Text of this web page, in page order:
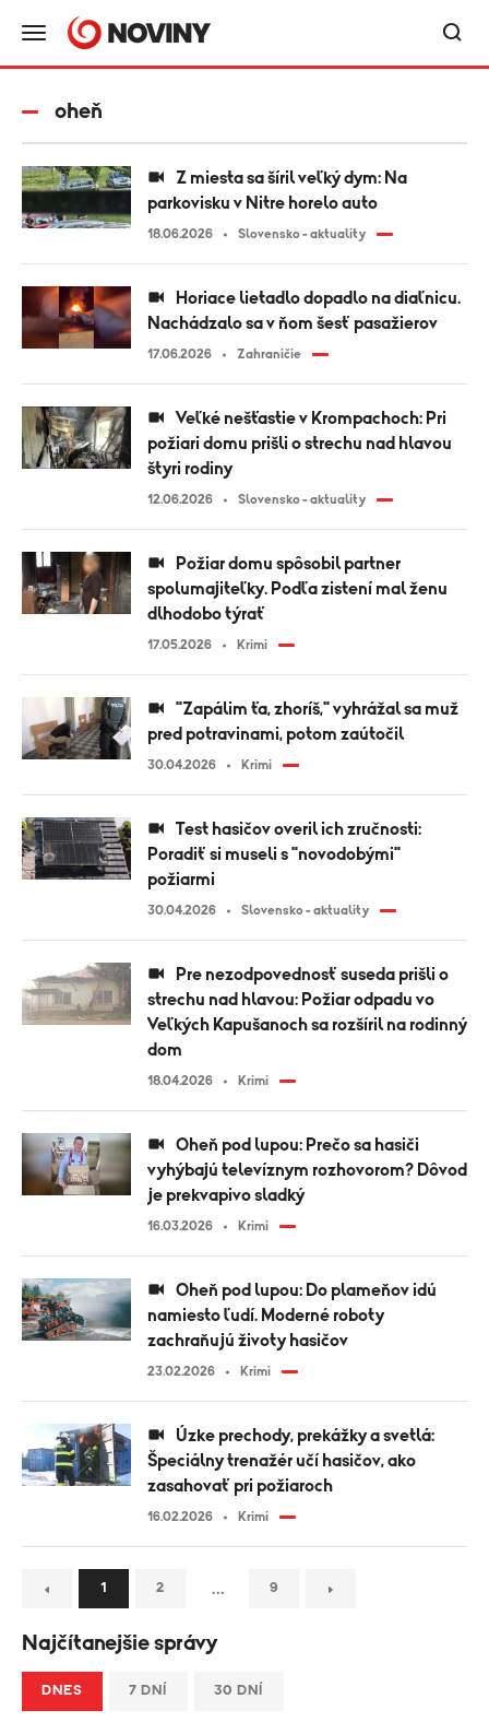
oheň
parkovisku v Nitre horelo auto
18.06.2026 Slovensko - aktuality
Nachádzalo sa v ňom šesť pasažierov
17.06.2026 Zahraničie
požiari domu prišli o strechu nad hlavou
štyri rodiny
12.06.2026 Slovensko - aktuality
spolumajiteľky. Podľa zistení mal ženu
dlhodobo týrať
17.05.2026 Krimi
pred potravinami, potom zaútočil
30.04.2026 Krimi
Poradiť si museli s "novodobými"
požiarmi
30.04.2026 Slovensko - aktuality
strechu nad hlavou: Požiar odpadu vo
Veľkých Kapušanoch sa rozšíril na rodinný
dom
18.04.2026 Krimi
vyhýbajú televíznym rozhovorom? Dôvod
je prekvapivo sladký
16.03.2026 Krimi
namiesto ľudí. Moderné roboty
zachraňujú životy hasičov
23.02.2026 Krimi
Špeciálny trenažér učí hasičov, ako
zasahovať pri požiaroch
16.02.2026 Krimi
1 2 … 9
Najčítanejšie správy
DNES 7 DNÍ 30 DNÍ